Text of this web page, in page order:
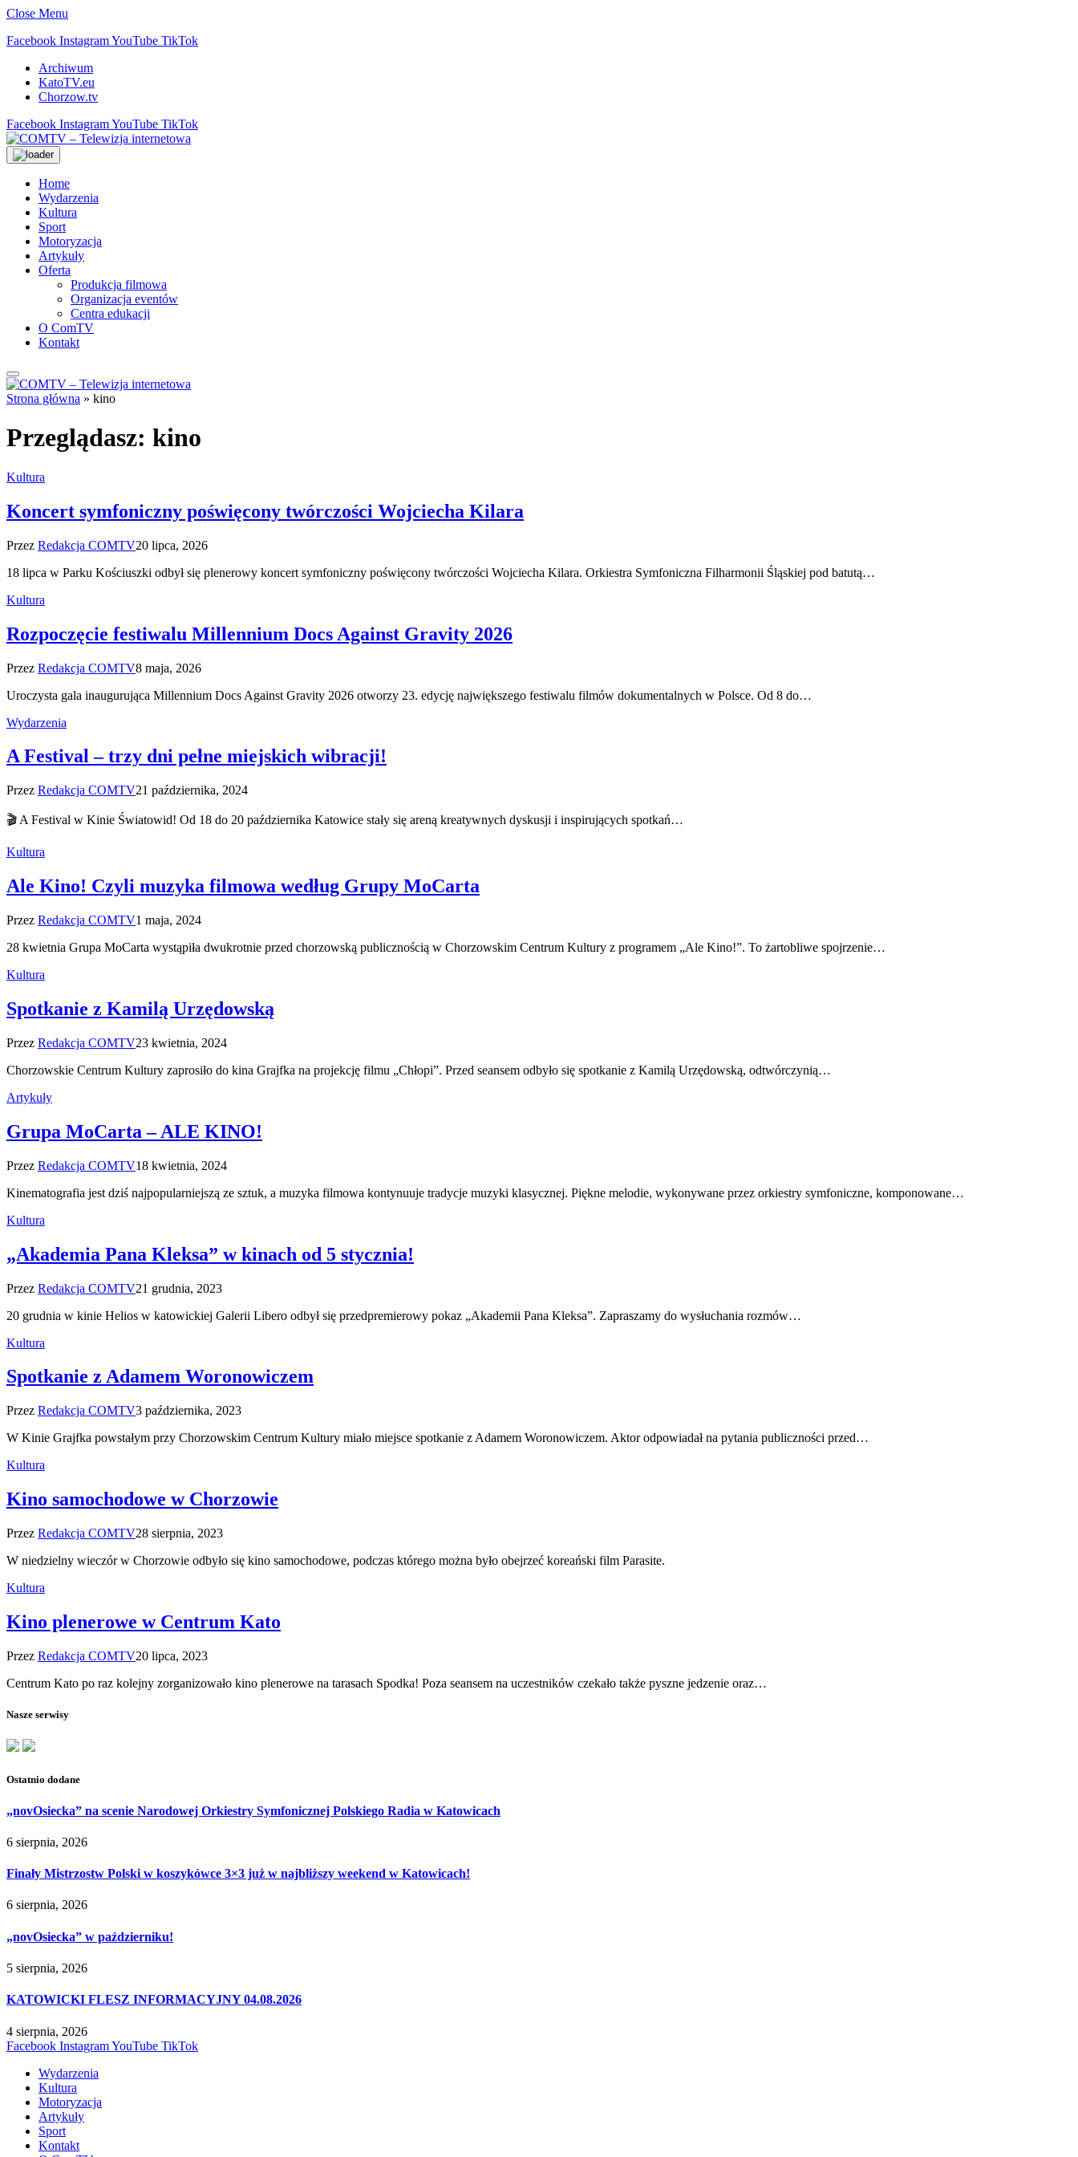
Close Menu
Facebook InstagramYouTube TikTok
Archiwum
KatoTV.eu
Chorzow.tv
Facebook InstagramYouTube TikTok
Home
Wydarzenia
Kultura
Sport
Motoryzacja
Artykuły
Oferta
Produkcja filmowa
Organizacja eventów
Centra edukacji
O ComTV
Kontakt
Strona główna » kino
Przeglądasz: kino
Kultura
Koncert symfoniczny poświęcony twórczości Wojciecha Kilara
Przez Redakcja COMTV20 lipca, 2026
18 lipca w Parku Kościuszki odbył się plenerowy koncert symfoniczny poświęcony twórczości Wojciecha Kilara. Orkiestra Symfoniczna Filharmonii Śląskiej pod batutą…
Kultura
Rozpoczęcie festiwalu Millennium Docs Against Gravity 2026
Przez Redakcja COMTV8 maja, 2026
Uroczysta gala inaugurująca Millennium Docs Against Gravity 2026 otworzy 23. edycję największego festiwalu filmów dokumentalnych w Polsce. Od 8 do…
Wydarzenia
A Festival – trzy dni pełne miejskich wibracji!
Przez Redakcja COMTV21 października, 2024
🎬 A Festival w Kinie Światowid! Od 18 do 20 października Katowice stały się areną kreatywnych dyskusji i inspirujących spotkań…
Kultura
Ale Kino! Czyli muzyka filmowa według Grupy MoCarta
Przez Redakcja COMTV1 maja, 2024
28 kwietnia Grupa MoCarta wystąpiła dwukrotnie przed chorzowską publicznością w Chorzowskim Centrum Kultury z programem „Ale Kino!”. To żartobliwe spojrzenie…
Kultura
Spotkanie z Kamilą Urzędowską
Przez Redakcja COMTV23 kwietnia, 2024
Chorzowskie Centrum Kultury zaprosiło do kina Grajfka na projekcję filmu „Chłopi”. Przed seansem odbyło się spotkanie z Kamilą Urzędowską, odtwórczynią…
Artykuły
Grupa MoCarta – ALE KINO!
Przez Redakcja COMTV18 kwietnia, 2024
Kinematografia jest dziś najpopularniejszą ze sztuk, a muzyka filmowa kontynuuje tradycje muzyki klasycznej. Piękne melodie, wykonywane przez orkiestry symfoniczne, komponowane…
Kultura
„Akademia Pana Kleksa” w kinach od 5 stycznia!
Przez Redakcja COMTV21 grudnia, 2023
20 grudnia w kinie Helios w katowickiej Galerii Libero odbył się przedpremierowy pokaz „Akademii Pana Kleksa”. Zapraszamy do wysłuchania rozmów…
Kultura
Spotkanie z Adamem Woronowiczem
Przez Redakcja COMTV3 października, 2023
W Kinie Grajfka powstałym przy Chorzowskim Centrum Kultury miało miejsce spotkanie z Adamem Woronowiczem. Aktor odpowiadał na pytania publiczności przed…
Kultura
Kino samochodowe w Chorzowie
Przez Redakcja COMTV28 sierpnia, 2023
W niedzielny wieczór w Chorzowie odbyło się kino samochodowe, podczas którego można było obejrzeć koreański film Parasite.
Kultura
Kino plenerowe w Centrum Kato
Przez Redakcja COMTV20 lipca, 2023
Centrum Kato po raz kolejny zorganizowało kino plenerowe na tarasach Spodka! Poza seansem na uczestników czekało także pyszne jedzenie oraz…
Nasze serwisy
Ostatnio dodane
„novOsiecka” na scenie Narodowej Orkiestry Symfonicznej Polskiego Radia w Katowicach
6 sierpnia, 2026
Finały Mistrzostw Polski w koszykówce 3×3 już w najbliższy weekend w Katowicach!
6 sierpnia, 2026
„novOsiecka” w październiku!
5 sierpnia, 2026
KATOWICKI FLESZ INFORMACYJNY 04.08.2026
4 sierpnia, 2026
Facebook InstagramYouTube TikTok
Wydarzenia
Kultura
Motoryzacja
Artykuły
Sport
Kontakt